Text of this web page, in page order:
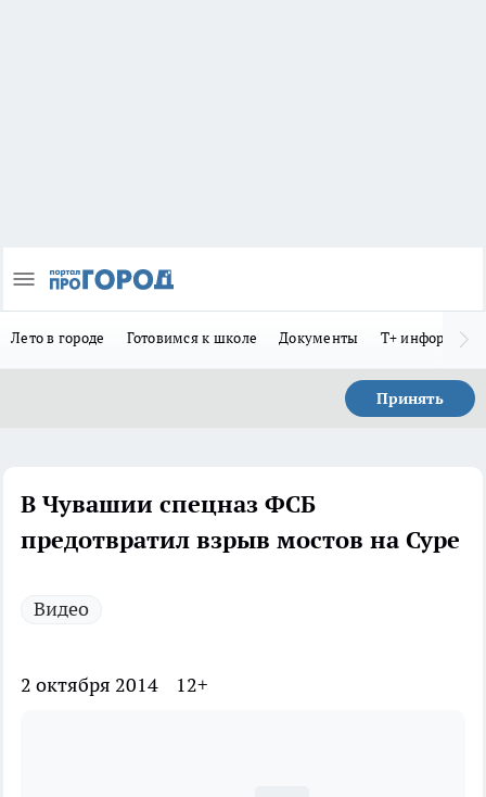
Лето в городе Готовимся к школе Документы Т+
Принять
В Чувашии спецназ ФСБ
предотвратил взрыв мостов на Суре
Видео
2 октября 2014 12+